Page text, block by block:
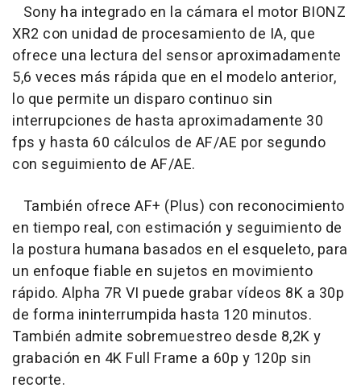
Sony ha integrado en la cámara el motor BIONZ
XR2 con unidad de procesamiento de IA, que
ofrece una lectura del sensor aproximadamente
5,6 veces más rápida que en el modelo anterior,
lo que permite un disparo continuo sin
interrupciones de hasta aproximadamente 30
fps y hasta 60 cálculos de AF/AE por segundo
con seguimiento de AF/AE.
También ofrece AF+ (Plus) con reconocimiento
en tiempo real, con estimación y seguimiento de
la postura humana basados en el esqueleto, para
un enfoque fiable en sujetos en movimiento
rápido. Alpha 7R VI puede grabar vídeos 8K a 30p
de forma ininterrumpida hasta 120 minutos.
También admite sobremuestreo desde 8,2K y
grabación en 4K Full Frame a 60p y 120p sin
recorte.